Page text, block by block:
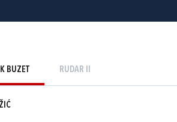
BUZET RUDAR II